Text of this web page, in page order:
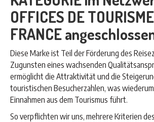
OFFICES DE
FRANCE
Diese Marke ist Teil der Förderung des
Zugunsten eines wachsenden
ermöglicht die Attraktivität und die
touristischen Besucherzahlen, was
Einnahmen aus dem Tourismus führt.
So verpflichten wir uns, mehrere Kriterien